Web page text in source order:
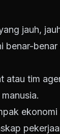
jauh,
benar-
atau tim